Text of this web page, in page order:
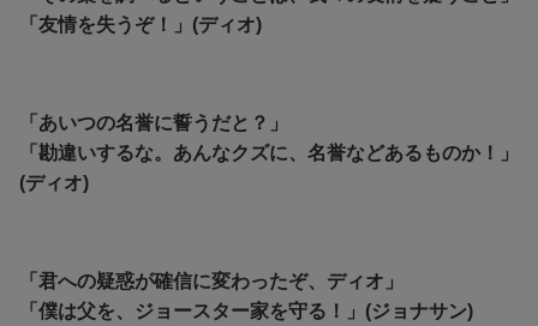
「友情を失うぞ！」(ディオ)
「あいつの名誉に誓うだと？」
「勘違いするな。あんなクズに、名誉などあるものか！」
(ディオ)
「君への疑惑が確信に変わったぞ、ディオ」
「僕は父を、ジョースター家を守る！」(ジョナサン)